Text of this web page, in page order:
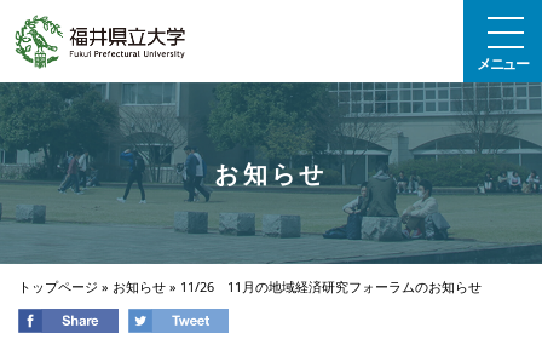
メニュー
お知らせ
トップページ » お知らせ » 11/26 11月の地域経済研究フォーラムのお知らせ